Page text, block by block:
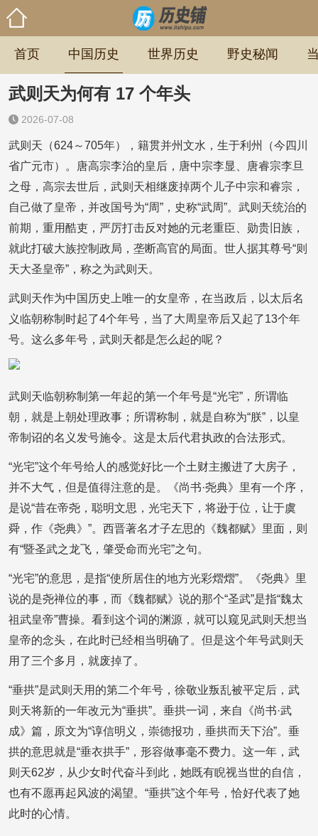
首页 中国历史 世界历史 野史秘闻
武则天为何有 17 个年头
2026-07-08
武则天（624～705年），籍贯并州文水，生于利州（今四川
省广元市）。唐高宗李治的皇后，唐中宗李显、唐睿宗李旦
之母，高宗去世后，武则天相继废掉两个儿子中宗和睿宗，
自己做了皇帝，并改国号为“周”，史称“武周”。武则天统治的
前期，重用酷吏，严厉打击反对她的元老重臣、勋贵旧族，
就此打破大族控制政局，垄断高官的局面。世人据其尊号“则
天大圣皇帝”，称之为武则天。
武则天作为中国历史上唯一的女皇帝，在当政后，以太后名
义临朝称制时起了4个年号，当了大周皇帝后又起了13个年
号。这么多年号，武则天都是怎么起的呢？
武则天临朝称制第一年起的第一个年号是“光宅”，所谓临
朝，就是上朝处理政事；所谓称制，就是自称为“朕”，以皇
帝制诏的名义发号施令。这是太后代君执政的合法形式。
“光宅”这个年号给人的感觉好比一个土财主搬进了大房子，
并不大气，但是值得注意的是。《尚书·尧典》里有一个序，
是说“昔在帝尧，聪明文思，光宅天下，将逊于位，让于虞
舜，作《尧典》”。西晋著名才子左思的《魏都赋》里面，则
有“暨圣武之龙飞，肇受命而光宅”之句。
“光宅”的意思，是指“使所居住的地方光彩熠熠”。《尧典》里
说的是尧禅位的事，而《魏都赋》说的那个“圣武”是指“魏太
祖武皇帝”曹操。看到这个词的渊源，就可以窥见武则天想当
皇帝的念头，在此时已经相当明确了。但是这个年号武则天
用了三个多月，就废掉了。
“垂拱”是武则天用的第二个年号，徐敬业叛乱被平定后，武
则天将新的一年改元为“垂拱”。垂拱一词，来自《尚书·武
成》篇，原文为“谆信明义，崇德报功，垂拱而天下治”。垂
拱的意思就是“垂衣拱手”，形容做事毫不费力。这一年，武
则天62岁，从少女时代奋斗到此，她既有睨视当世的自信，
也有不愿再起风波的渴望。“垂拱”这个年号，恰好代表了她
此时的心情。